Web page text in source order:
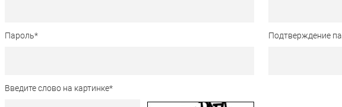
Пароль* Подтверждение
Введите слово на картинке*